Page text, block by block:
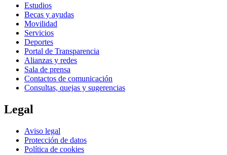
Estudios
Becas y ayudas
Movilidad
Servicios
Deportes
Portal de Transparencia
Alianzas y redes
Sala de prensa
Contactos de comunicación
Consultas, quejas y sugerencias
Legal
Aviso legal
Protección de datos
Política de cookies